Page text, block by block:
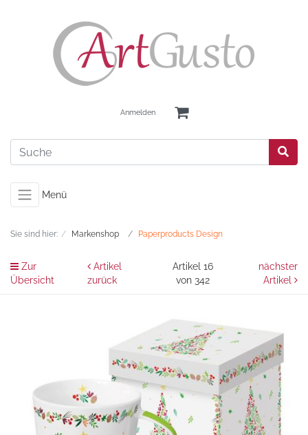
Anmelden
Menü
Sie sind hier: Markenshop Paperproducts Design
Zur
Übersicht
Artikel
zurück
Artikel 16
von 342
nächster
Artikel